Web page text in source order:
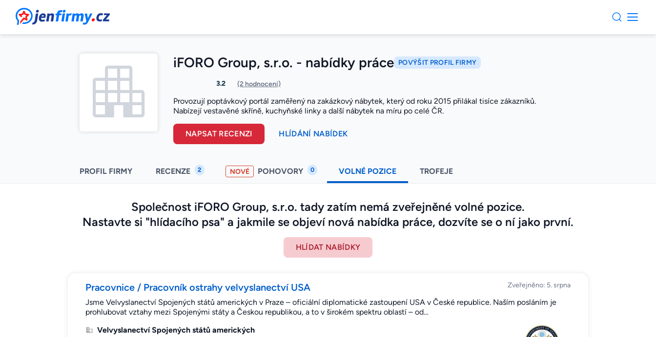
JenFirmy.cz
iFORO Group, s.r.o. - nabídky práce POVÝŠIT PROFIL FIRMY
3.2 (2 hodnocení)
Provozují poptávkový portál zaměřený na zakázkový nábytek, který od roku 2015 přilákal tisíce zákazníků.
Nabízejí vestavěné skříně, kuchyňské linky a další nábytek na míru po celé ČR.
NAPSAT RECENZI HLÍDÁNÍ NABÍDEK
PROFIL FIRMY RECENZE 2 NOVÉ POHOVORY 0 VOLNÉ POZICE TROFEJE
Společnost iFORO Group, s.r.o. tady zatím nemá zveřejněné volné pozice.
Nastavte si "hlídacího psa" a jakmile se objeví nová nabídka práce, dozvíte se o ní jako první.
HLÍDAT NABÍDKY
Pracovnice / Pracovník ostrahy velvyslanectví USA Zveřejněno: 5. srpna
Jsme Velvyslanectví Spojených států amerických v Praze – oficiální diplomatické zastoupení USA v České republice. Naším posláním je
prohlubovat vztahy mezi Spojenými státy a Českou republikou, a to v širokém spektru oblastí – od…
Velvyslanectví Spojených států amerických